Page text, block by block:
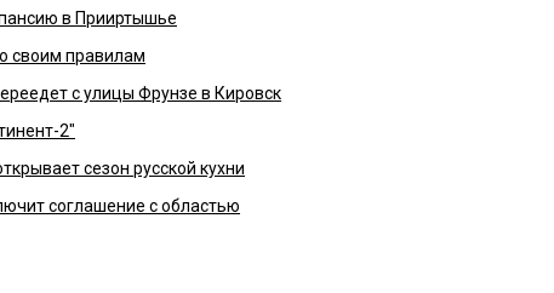
в Прииртышье
своим правилам
с улицы Фрунзе в Кировск
2"
сезон русской кухни
соглашение с областью